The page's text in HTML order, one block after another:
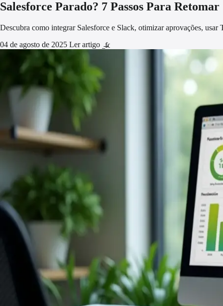
Salesforce Parado? 7 Passos Para
Descubra como integrar Salesforce e Slack, otimizar aprovações, usar
04 de agosto de 2025 Ler artigo
arrow_forward